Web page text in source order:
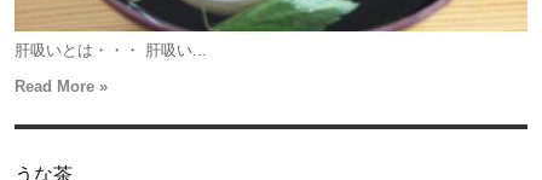
肝吸いとは・・・ 肝吸い...
Read More »
うな茶